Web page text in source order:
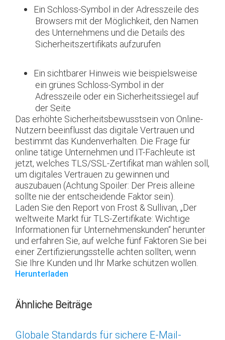
Ein Schloss-Symbol in der Adresszeile des
Browsers mit der Möglichkeit, den Namen
des Unternehmens und die Details des
Sicherheitszertifikats aufzurufen
Ein sichtbarer Hinweis wie beispielsweise
ein grünes Schloss-Symbol in der
Adresszeile oder ein Sicherheitssiegel auf
der Seite
Das erhöhte Sicherheitsbewusstsein von Online-
Nutzern beeinflusst das digitale Vertrauen und
bestimmt das Kundenverhalten. Die Frage für
online tätige Unternehmen und IT-Fachleute ist
jetzt, welches TLS/SSL-Zertifikat man wählen soll,
um digitales Vertrauen zu gewinnen und
auszubauen (Achtung Spoiler: Der Preis alleine
sollte nie der entscheidende Faktor sein).
Laden Sie den Report von Frost & Sullivan, „Der
weltweite Markt für TLS-Zertifikate: Wichtige
Informationen für Unternehmenskunden“ herunter
und erfahren Sie, auf welche fünf Faktoren Sie bei
einer Zertifizierungsstelle achten sollten, wenn
Sie Ihre Kunden und Ihr Marke schützen wollen.
Herunterladen
Ähnliche Beiträge
Globale Standards für sichere E-Mail-